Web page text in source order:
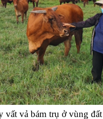
vất vả bám trụ ở vùng